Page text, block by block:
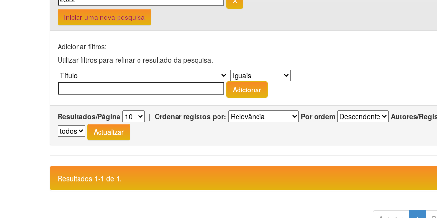
Iniciar uma nova pesquisa
Adicionar filtros:
Utilizar filtros para refinar o resultado da pesquisa.
Resultados/Página | Ordenar registos por: Por ordem Autores/
Resultados 1-1 de 1.